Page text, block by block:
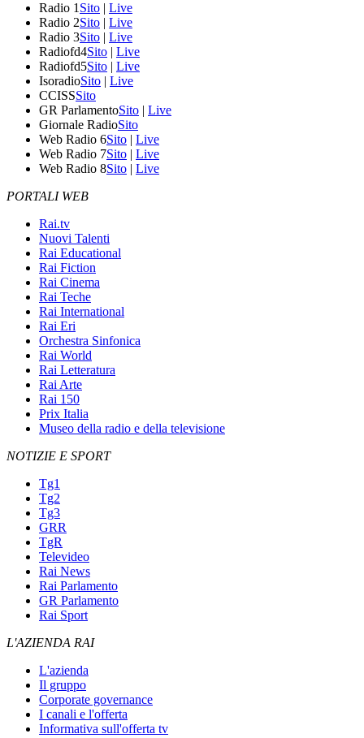
Radio 1 Sito | Live
Radio 2Sito | Live
Radio 3Sito | Live
Radiofd4Sito | Live
Radiofd5Sito | Live
IsoradioSito | Live
CCISSSito
GR ParlamentoSito | Live
Giornale RadioSito
Web Radio 6Sito | Live
Web Radio 7Sito | Live
Web Radio 8Sito | Live
PORTALI WEB
Rai.tv
Nuovi Talenti
Rai Educational
Rai Fiction
Rai Cinema
Rai Teche
Rai International
Rai Eri
Orchestra Sinfonica
Rai World
Rai Letteratura
Rai Arte
Rai 150
Prix Italia
Museo della radio e della televisione
NOTIZIE E SPORT
Tg1
Tg2
Tg3
GRR
TgR
Televideo
Rai News
Rai Parlamento
GR Parlamento
Rai Sport
L'AZIENDA RAI
L'azienda
Il gruppo
Corporate governance
I canali e l'offerta
Informativa sull'offerta tv